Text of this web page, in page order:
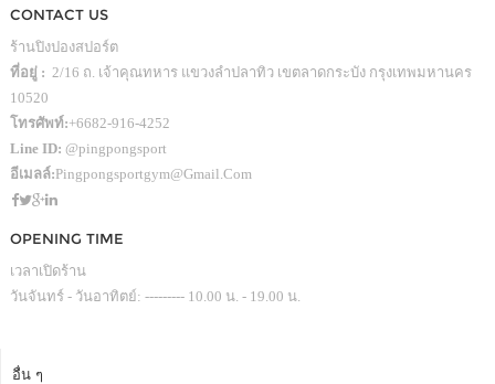
CONTACT US
ร้านปิงปองสปอร์ต
ที่อยู่ : 2/16 ถ. เจ้าคุณทหาร แขวงลำปลาทิว เขตลาดกระบัง กรุงเทพมหานคร
10520
โทรศัพท์:+6682-916-4252
Line ID: @pingpongsport
อีเมลล์:Pingpongsportgym@gmail.com
OPENING TIME
เวลาเปิดร้าน
วันจันทร์ - วันอาทิตย์: --------- 10.00 น. - 19.00 น.
อื่น ๆ